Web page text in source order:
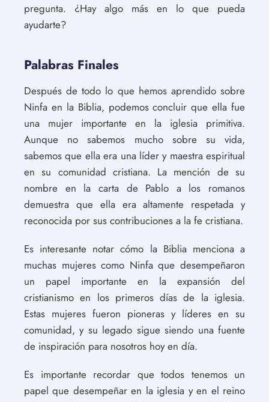
pregunta. ¿Hay algo más en lo que pueda
ayudarte?
Palabras Finales
Después de todo lo que hemos aprendido sobre
Ninfa en la Biblia, podemos concluir que ella fue
una mujer importante en la iglesia primitiva.
Aunque no sabemos mucho sobre su vida,
sabemos que ella era una líder y maestra espiritual
en su comunidad cristiana. La mención de su
nombre en la carta de Pablo a los romanos
demuestra que ella era altamente respetada y
reconocida por sus contribuciones a la fe cristiana.
Es interesante notar cómo la Biblia menciona a
muchas mujeres como Ninfa que desempeñaron
un papel importante en la expansión del
cristianismo en los primeros días de la iglesia.
Estas mujeres fueron pioneras y líderes en su
comunidad, y su legado sigue siendo una fuente
de inspiración para nosotros hoy en día.
Es importante recordar que todos tenemos un
papel que desempeñar en la iglesia y en el reino